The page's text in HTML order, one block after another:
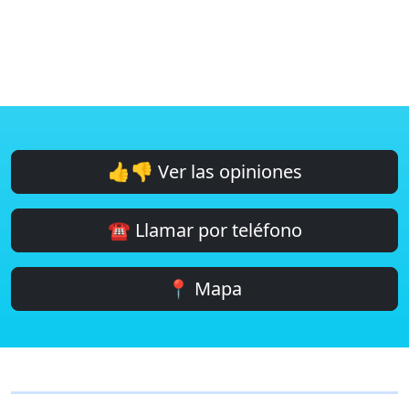
👍👎 Ver las opiniones
☎️ Llamar por teléfono
📍 Mapa